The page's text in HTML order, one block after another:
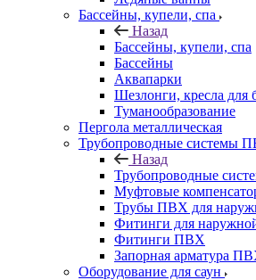
Бассейны, купели, спа
Назад
Бассейны, купели, спа
Бассейны
Аквапарки
Шезлонги, кресла для
Туманообразование
Пергола металлическая
Трубопроводные системы
Назад
Трубопроводные
Муфтовые
Трубы ПВХ для
Фитинги для
Фитинги ПВХ
Запорная арматура
Оборудование для саун